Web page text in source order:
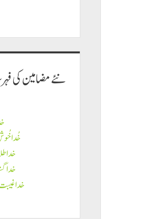
نئے مضامين كى
خُدا
خدا
خدا
خدا